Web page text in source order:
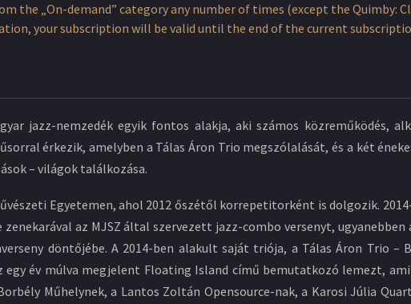
the „On-demand” category any number of times (except the Quimby:
your subscription will be valid until the end of the current
jazz-nemzedék egyik fontos alakja, aki számos közreműködés,
érkezik, amelyben a Tálas Áron Trio megszólalását, és a két
– világok találkozása.
Egyetemen, ahol 2012 őszétől korrepetitorként is dolgozik.
az MJSZ által szervezett jazz-combo versenyt, ugyanebben
döntőjébe. A 2014-ben alakult saját triója, a Tálas Áron Trio –
egy év múlva megjelent Floating Island című bemutatkozó lemezt,
Műhelynek, a Lantos Zoltán Opensource-nak, a Karosi Júlia